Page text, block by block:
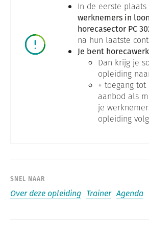
In de eerste plaats
werknemers in
horecasector PC
na hun laatste
Je bent
Dan krijg je
opleiding
+ toegang
aanbod als
je
opleiding
SNEL NAAR
Over deze opleiding Trainer Agenda